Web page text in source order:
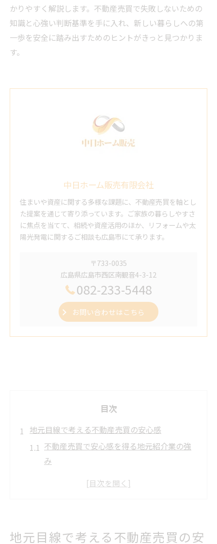
かりやすく解説します。不動産売買で失敗しないための
知識と心強い判断基準を手に入れ、新しい暮らしへの第
一歩を安全に踏み出すためのヒントがきっと見つかりま
す。
中日ホーム販売有限会社
住まいや資産に関する多様な課題に、不動産売買を軸とし
た提案を通じて寄り添っています。ご家族の暮らしやすさ
に焦点を当てて、相続や資産活用のほか、リフォームや太
陽光発電に関するご相談も広島市にて承ります。
〒733-0035
広島県広島市西区南観音4-3-12
082-233-5448
お問い合わせはこちら
目次
地元目線で考える不動産売買の安心感
不動産売買で安心感を得る地元紹介業の強
み
不動産売買における地域密着型サービスの
法
地元目線で考える不動産売買の安